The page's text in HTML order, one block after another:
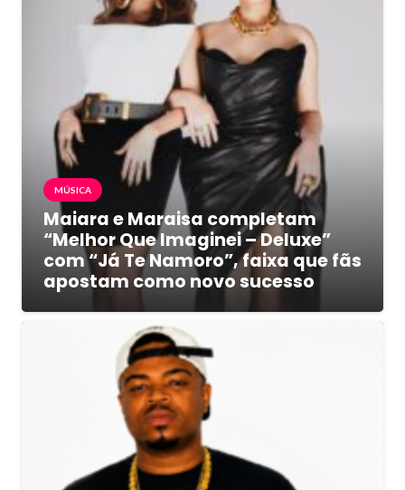
MÚSICA
Maiara e Maraisa completam
“Melhor Que Imaginei – Deluxe”
com “Já Te Namoro”, faixa que fãs
apostam como novo sucesso